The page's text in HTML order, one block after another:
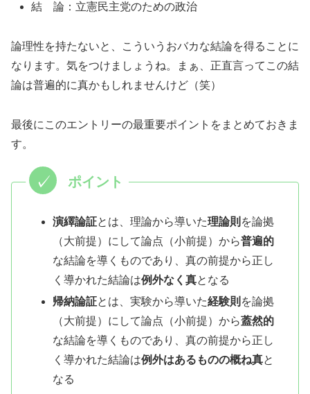
結 論：立憲民主党のための政治
論理性を持たないと、こういうおバカな結論を得ることに
なります。気をつけましょうね。まぁ、正直言ってこの結
論は普遍的に真かもしれませんけど（笑）
最後にこのエントリーの最重要ポイントをまとめておきま
す。
演繹論証とは、理論から導いた理論則 を論拠
（大前提）にして論点（小前提）から普遍的
な結論を導くものであり、真の前提から正し
く導かれた結論は例外なく真となる
帰納論証とは、実験から導いた経験則 を論拠
（大前提）にして論点（小前提）から蓋然的
な結論を導くものであり、真の前提から正し
く導かれた結論は例外はあるものの概ね真と
なる